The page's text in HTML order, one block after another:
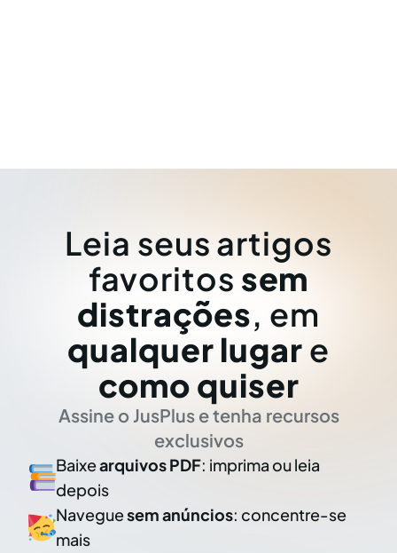
Leia seus artigos
favoritos sem
distrações, em
qualquer lugar e
como quiser
Assine o JusPlus e tenha recursos
exclusivos
Baixearquivos PDF: imprima ou leia
depois
Naveguesem anúncios: concentre-se
mais